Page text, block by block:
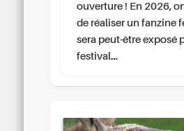
ouverture ! En 2026,
de réaliser un fanzine
sera peut-être exposé
festival…